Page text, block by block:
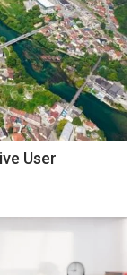
User